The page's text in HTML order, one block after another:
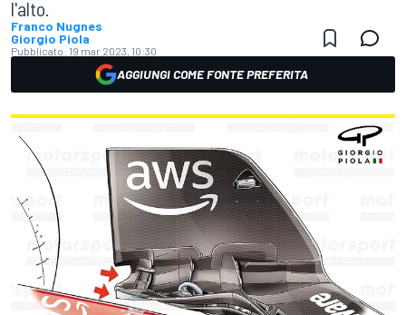
l'alto.
Franco Nugnes
Giorgio Piola
Pubblicato: 19 mar 2023, 10:30
AGGIUNGI COME FONTE PREFERITA